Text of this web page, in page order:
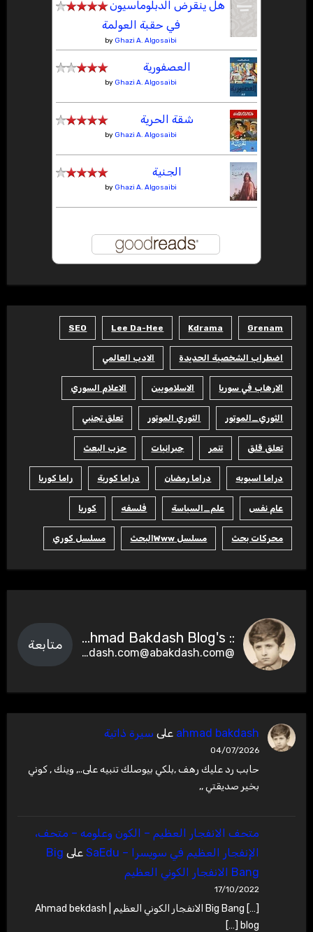
هل ينقرض الدبلوماسيون
في حقبة العولمة
by Ghazi A. Algosaibi
العصفورية
by Ghazi A. Algosaibi
شقة الحرية
by Ghazi A. Algosaibi
الجنية
by Ghazi A. Algosaibi
Grenam
Kdrama
Lee Da-Hee
SEO
اضطراب الشخصية الحديدة الادب العالمي
الارهاب في سوريا الاسلامويين الاعلام السوري
الثوري_الموتور الثوري الموتور تعلق تجنبي
تعلق قلق تنمر جبرانيات حزب البعث
دراما اسيويه دراما رمضان دراما كورية راما كوريا
عام نفس علم_السياسة فلسفه كوريا
محركات بحث مسلسل Wwwالبحث مسلسل كوري
:: Ahmad Bakdash Blog's ::
@abakdash.com@abakdash.com
متابعة
ahmad bakdash على سيرة ذاتية
04/07/2026
حابب رد عليك رهف ,بلكي بيوصلك تنبيه على.., وينك , كوني
بخير صديقتي ,,
متحف الانفجار العظيم – ‫الكون وعلومه – متحف،
الإنفجار العظيم في سويسرا – SaEdu
على Big
Bang الانفجار الكوني العظيم
17/10/2022
[…] Big Bang الانفجار الكوني العظيم | Ahmad bekdash
blog […]